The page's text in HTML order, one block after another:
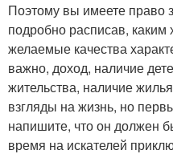
Поэтому вы имеете право
подробно расписав, каким
желаемые качества
важно, доход, наличие
жительства, наличие
взгляды на жизнь, но
напишите, что он должен
время на искателей